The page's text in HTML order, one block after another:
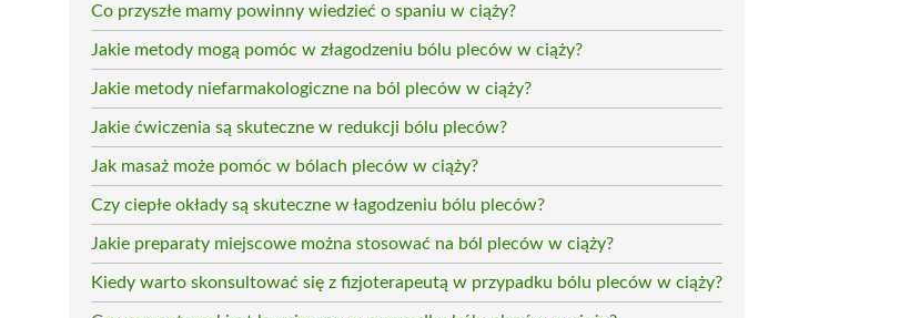
Co przyszłe mamy powinny wiedzieć o spaniu w ciąży?
Jakie metody mogą pomóc w złagodzeniu bólu pleców w ciąży?
Jakie metody niefarmakologiczne na ból pleców w ciąży?
Jakie ćwiczenia są skuteczne w redukcji bólu pleców?
Jak masaż może pomóc w bólach pleców w ciąży?
Czy ciepłe okłady są skuteczne w łagodzeniu bólu pleców?
Jakie preparaty miejscowe można stosować na ból pleców w ciąży?
Kiedy warto skonsultować się z fizjoterapeutą w przypadku bólu pleców w ciąży?